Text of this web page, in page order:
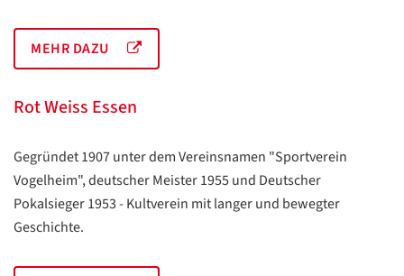
MEHR DAZU
Rot Weiss Essen
Gegründet 1907 unter dem Vereinsnamen "Sportverein
Vogelheim", deutscher Meister 1955 und Deutscher
Pokalsieger 1953 - Kultverein mit langer und bewegter
Geschichte.